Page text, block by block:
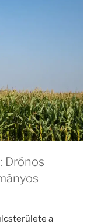
Drónos
a